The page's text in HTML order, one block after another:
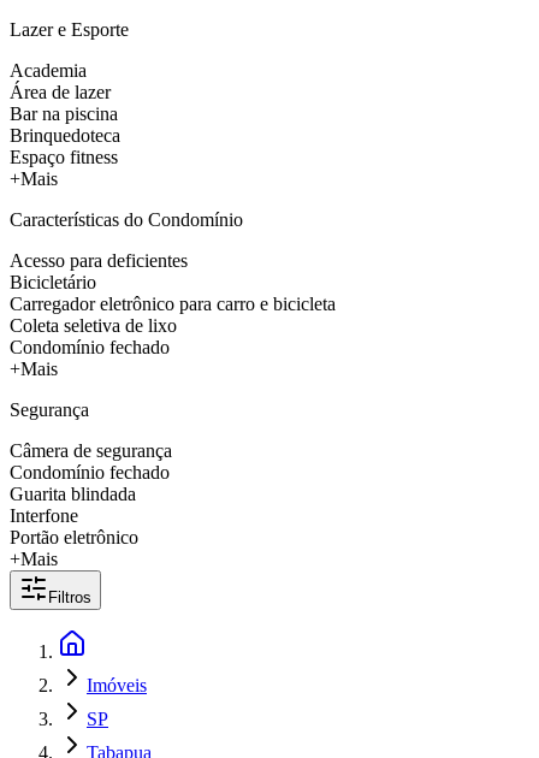
Lazer e Esporte
Academia
Área de lazer
Bar na piscina
Brinquedoteca
Espaço fitness
+Mais
Características do Condomínio
Acesso para deficientes
Bicicletário
Carregador eletrônico para carro e bicicleta
Coleta seletiva de lixo
Condomínio fechado
+Mais
Segurança
Câmera de segurança
Condomínio fechado
Guarita blindada
Interfone
Portão eletrônico
+Mais
Filtros
Imóveis
SP
Tabapua